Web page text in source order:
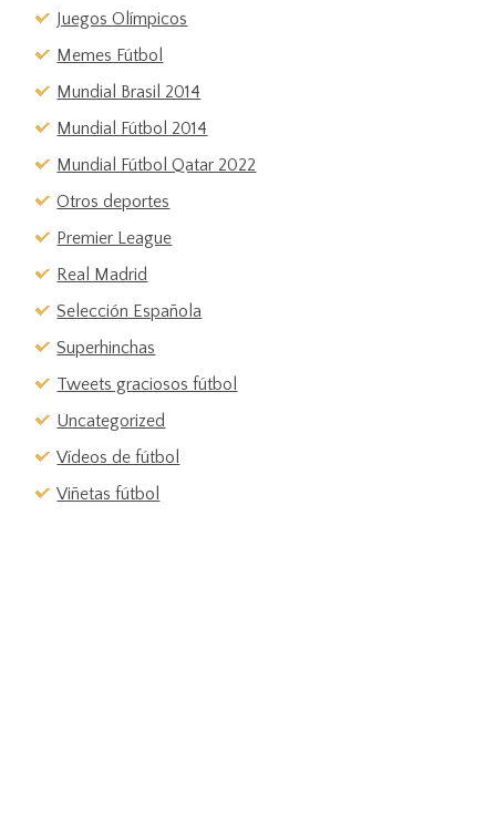
Juegos Olímpicos
Memes Fútbol
Mundial Brasil 2014
Mundial Fútbol 2014
Mundial Fútbol Qatar 2022
Otros deportes
Premier League
Real Madrid
Selección Española
Superhinchas
Tweets graciosos fútbol
Uncategorized
Vídeos de fútbol
Viñetas fútbol